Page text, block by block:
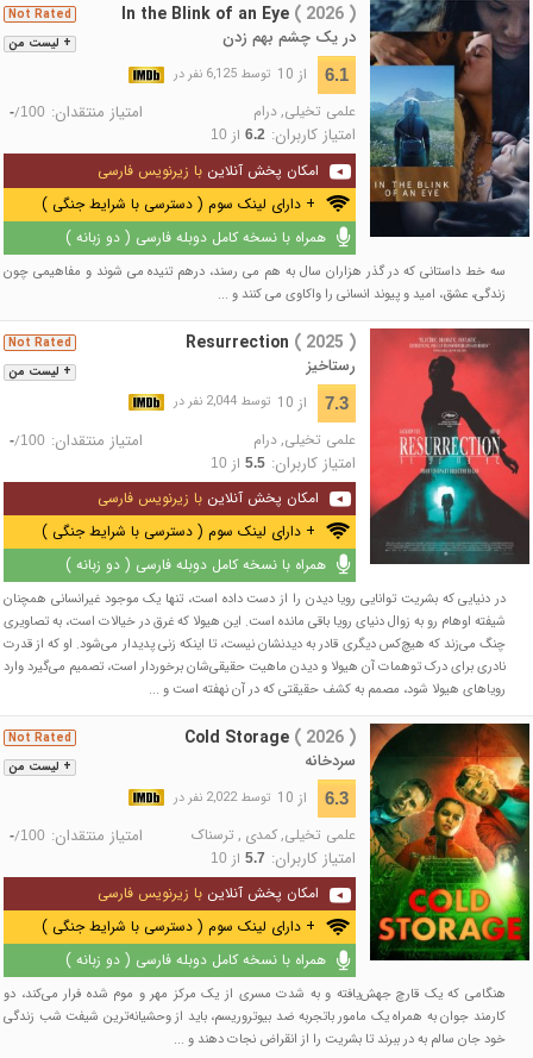
+ لیست من
Not Rated In the Blink of an Eye ( 2026 )
در یک چشم بهم زدن
6.1 از 10 توسط 6,125 نفر در
علمی تخیلی,درام امتیاز منتقدان: -/100
امتیاز کاربران: 6.2از 10
امکان پخش آنلاین با زیرنویس فارسی
+ دارای لینک سوم ( دسترسی با شرایط جنگی )
همراه با نسخه کامل دوبله فارسی ( دو زبانه )
سه خط داستانی که در گذر هزاران سال به هم می رسند، درهم تنیده می شوند و مفاهیمی چون
زندگی، عشق، امید و پیوند انسانی را واکاوی می کنند و ...
+ لیست من
Not Rated Resurrection ( 2025 )
رستاخیز
7.3 از 10 توسط 2,044 نفر در
علمی تخیلی, درام امتیاز منتقدان: -/100
امتیاز کاربران: 5.5از 10
امکان پخش آنلاین با زیرنویس فارسی
+ دارای لینک سوم ( دسترسی با شرایط جنگی )
همراه با نسخه کامل دوبله فارسی ( دو زبانه )
در دنیایی که بشریت توانایی رویا دیدن را از دست داده است، تنها یک موجود غیرانسانی همچنان
شیفته اوهام رو به زوال دنیای رویا باقی مانده است. این هیولا که غرق در خیالات است، به تصاویری
چنگ می‌زند که هیچ‌کس دیگری قادر به دیدنشان نیست، تا اینکه زنی پدیدار می‌شود. او که از قدرت
نادری برای درک توهمات آن هیولا و دیدن ماهیت حقیقی‌شان برخوردار است، تصمیم می‌گیرد وارد
رویاهای هیولا شود، مصمم به کشف حقیقتی که در آن نهفته است و ...
+ لیست من
Not Rated Cold Storage ( 2026 )
سردخانه
6.3 از 10 توسط 2,022 نفر در
علمی تخیلی,کمدی , ترسناک امتیاز منتقدان: -/100
امتیاز کاربران: 5.7از 10
امکان پخش آنلاین با زیرنویس فارسی
+ دارای لینک سوم ( دسترسی با شرایط جنگی )
همراه با نسخه کامل دوبله فارسی ( دو زبانه )
هنگامی که یک قارچ جهش‌یافته و به شدت مسری از یک مرکز مهر و موم شده فرار می‌کند، دو
کارمند جوان به همراه یک مامور باتجربه ضد بیوتروریسم، باید از وحشیانه‌ترین شیفت شب زندگی
خود جان سالم به در ببرند تا بشریت را از انقراض نجات دهند و ...